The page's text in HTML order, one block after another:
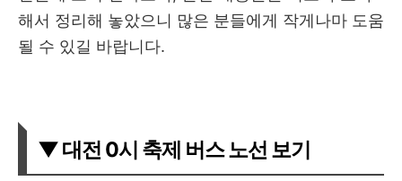
해서 정리해 놓았으니 많은 분들에게 작게나마 도움
될 수 있길 바랍니다.
▼ 대전 0시 축제 버스 노선 보기